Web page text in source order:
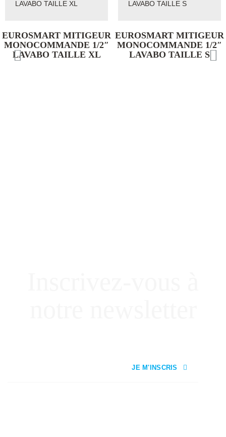
MITIGEUR
1/2″
LAVABO TAILLE XL
EUROSMART MITIGEUR
MONOCOMMANDE 1/2″
LAVABO TAILLE S
JE M'INSCRIS